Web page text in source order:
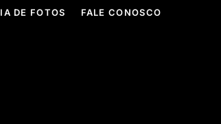
DE FOTOS FALE CONOSCO